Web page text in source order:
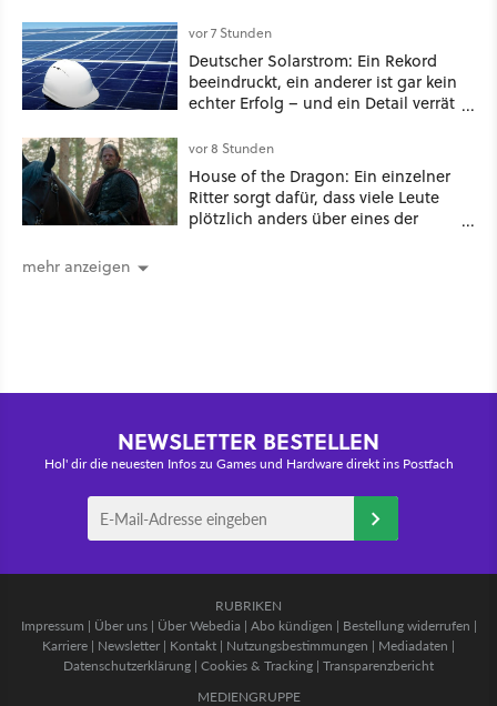
vor 7 Stunden
Deutscher Solarstrom: Ein Rekord
beeindruckt, ein anderer ist gar kein
echter Erfolg – und ein Detail verrät
jede Zahl
vor 8 Stunden
House of the Dragon: Ein einzelner
Ritter sorgt dafür, dass viele Leute
plötzlich anders über eines der
mehr anzeigen
NEWSLETTER BESTELLEN
Hol' dir die neuesten Infos zu Games und Hardware direkt ins Postfach
RUBRIKEN
Impressum | Über uns| Über Webedia | Abo kündigen | Bestellung widerrufen |
Karriere | Newsletter | Kontakt | Nutzungsbestimmungen | Mediadaten |
Datenschutzerklärung | Cookies & Tracking | Transparenzbericht
MEDIENGRUPPE